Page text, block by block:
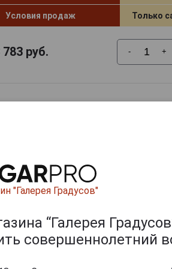
Условия продаж Только
783руб. - +
"Галерея Градусов"
“Галерея
совершеннолетний